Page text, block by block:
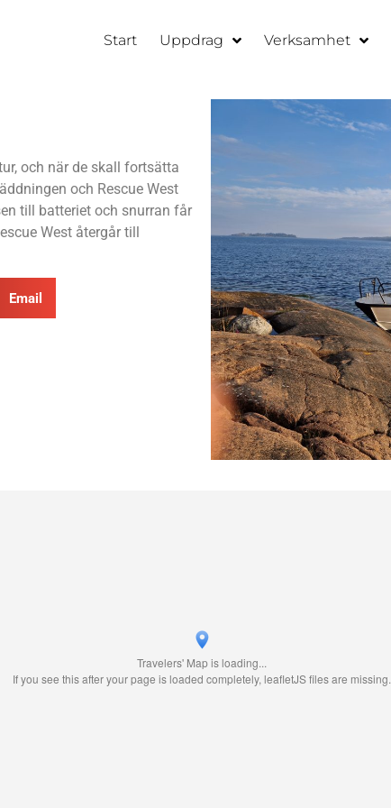
Start Uppdrag Verksamhet
och när de skall fortsätta
och Rescue West
till batteriet och snurran får
West återgår till
Email
Travelers' Map is loading...
If you see this after your page is loaded completely, leafletJS files are missing.